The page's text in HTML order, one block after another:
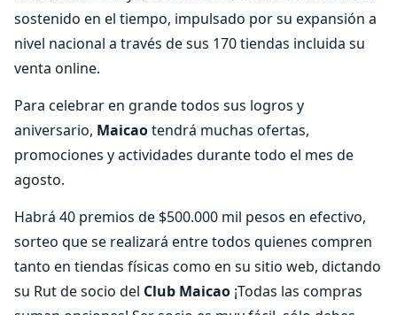
sostenido en el tiempo, impulsado por su expansión a
nivel nacional a través de sus 170 tiendas incluida su
venta online.
Para celebrar en grande todos sus logros y
aniversario, Maicaotendrá muchas ofertas,
promociones y actividades durante todo el mes de
agosto.
Habrá 40 premios de $500.000 mil pesos en efectivo,
sorteo que se realizará entre todos quienes compren
tanto en tiendas físicas como en su sitio web, dictando
su Rut de socio del Club Maicao ¡Todas las compras